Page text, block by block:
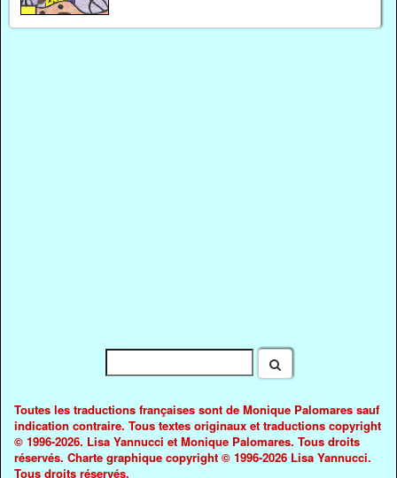
Toutes les traductions françaises sont de Monique Palomares sauf
indication contraire. Tous textes originaux et traductions copyright
© 1996-2026. Lisa Yannucci et Monique Palomares. Tous droits
réservés. Charte graphique copyright © 1996-2026 Lisa Yannucci.
Tous droits réservés.